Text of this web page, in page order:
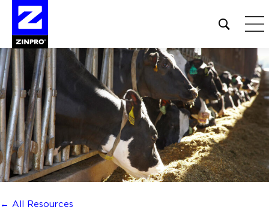
Open
site
search
form
Buscar:
← All Resources